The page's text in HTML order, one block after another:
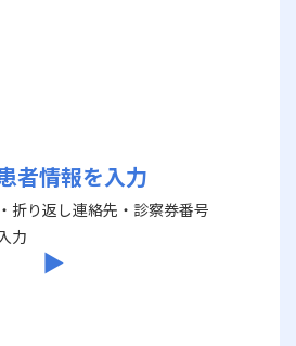
者情報を入力
折り返し連絡先・診察券番号
力